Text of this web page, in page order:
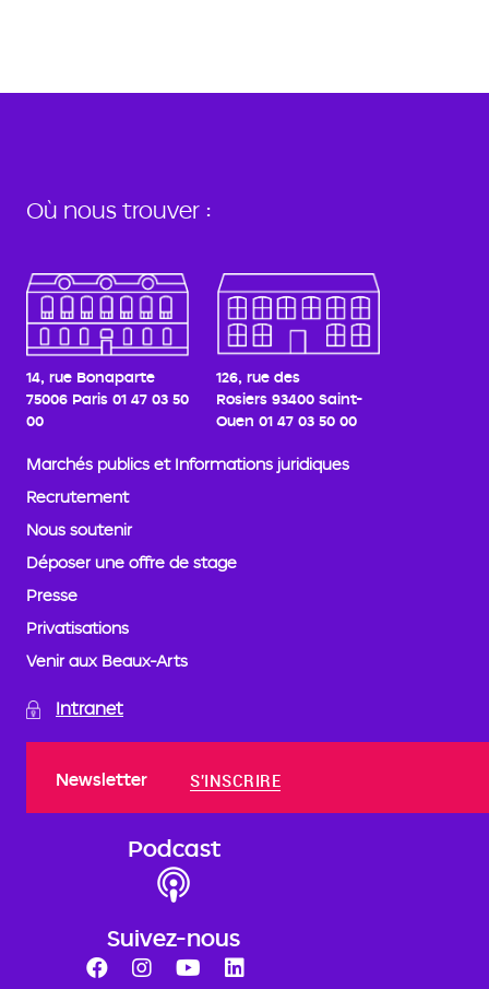
Où nous trouver :
14, rue Bonaparte
75006 Paris 01 47 03 50
00
126, rue des
Rosiers 93400 Saint-
Ouen 01 47 03 50 00
Marchés publics et Informations juridiques
Recrutement
Nous soutenir
Déposer une offre de stage
Presse
Privatisations
Venir aux Beaux-Arts
Intranet
Newsletter S'INSCRIRE
Podcast
Suivez-nous